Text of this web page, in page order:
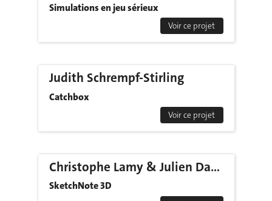
Simulations en jeu sérieux
Voir ce projet
Judith Schrempf-Stirling
Catchbox
Voir ce projet
Christophe Lamy & Julien DaCosta
SketchNote 3D